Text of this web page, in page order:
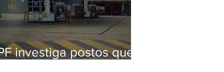
investiga postos que